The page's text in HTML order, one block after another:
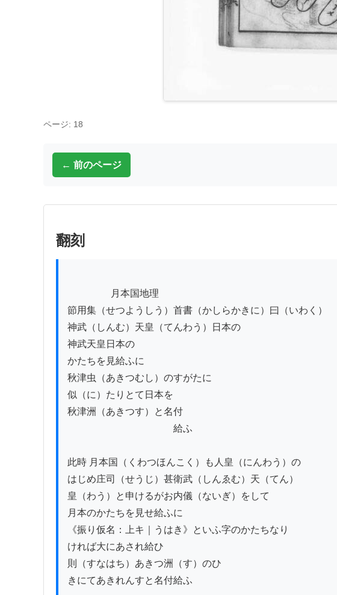
ページ: 18
← 前のページ
翻刻
節用集（せつようしう）首書（かしらかきに）曰（いわく）
神武（しんむ）天皇（てんわう）日本の
神武天皇日本の
かたちを見給ふに
秋津虫（あきつむし）のすがたに
似（に）たりとて日本を
秋津洲（あきつす）と名付
給ふ
此時 月本国（くわつほんこく）も人皇（にんわう）の
はじめ庄司（せうじ）甚衛武（しんゑむ）天（てん）
皇（わう）と申けるがお内儀（ないぎ）をして
月本のかたちを見せ給ふに
《振り仮名：上キ｜うはき》といふ字のかたちなり
ければ大にあされ給ひ
則（すなはち）あきつ洲（す）のひゞ
きにてあきれんすと名付給ふ